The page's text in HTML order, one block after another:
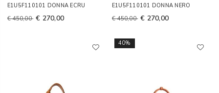
E1U5F110101 DONNA ECRU
€ 450,00 € 270,00
E1U5F110101 DONNA NERO
€ 450,00 € 270,00
40%